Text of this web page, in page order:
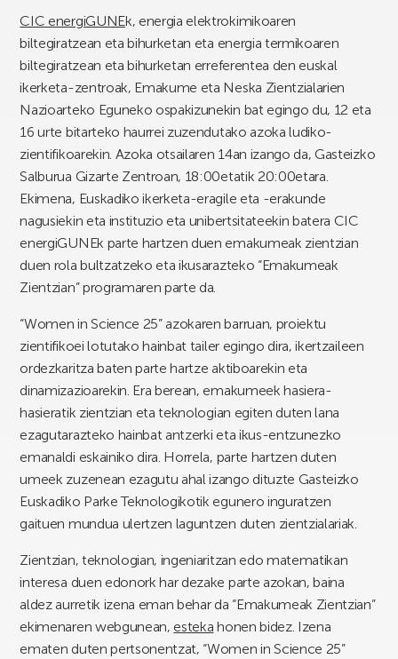
CIC energiGUNEk, energia elektrokimikoaren
biltegiratzean eta bihurketan eta energia termikoaren
biltegiratzean eta bihurketan erreferentea den euskal
ikerketa-zentroak, Emakume eta Neska Zientzialarien
Nazioarteko Eguneko ospakizunekin bat egingo du, 12 eta
16 urte bitarteko haurrei zuzendutako azoka ludiko-
zientifikoarekin. Azoka otsailaren 14an izango da, Gasteizko
Salburua Gizarte Zentroan, 18:00etatik 20:00etara.
Ekimena, Euskadiko ikerketa-eragile eta -erakunde
nagusiekin eta instituzio eta unibertsitateekin batera CIC
energiGUNEk parte hartzen duen emakumeak zientzian
duen rola bultzatzeko eta ikusarazteko “Emakumeak
Zientzian” programaren parte da.
“Women in Science 25” azokaren barruan, proiektu
zientifikoei lotutako hainbat tailer egingo dira, ikertzaileen
ordezkaritza baten parte hartze aktiboarekin eta
dinamizazioarekin. Era berean, emakumeek hasiera-
hasieratik zientzian eta teknologian egiten duten lana
ezagutarazteko hainbat antzerki eta ikus-entzunezko
emanaldi eskainiko dira. Horrela, parte hartzen duten
umeek zuzenean ezagutu ahal izango dituzte Gasteizko
Euskadiko Parke Teknologikotik egunero inguratzen
gaituen mundua ulertzen laguntzen duten zientzialariak.
Zientzian, teknologian, ingeniaritzan edo matematikan
interesa duen edonork har dezake parte azokan, baina
aldez aurretik izena eman behar da “Emakumeak Zientzian”
ekimenaren webgunean, esteka honen bidez. Izena
ematen duten pertsonentzat, “Women in Science 25”